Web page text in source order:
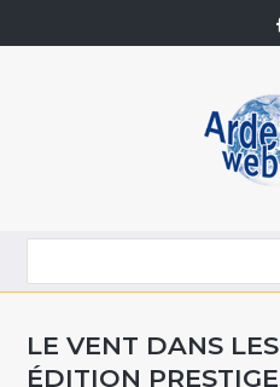
LE VENT DANS
ÉDITION PRESTIGE